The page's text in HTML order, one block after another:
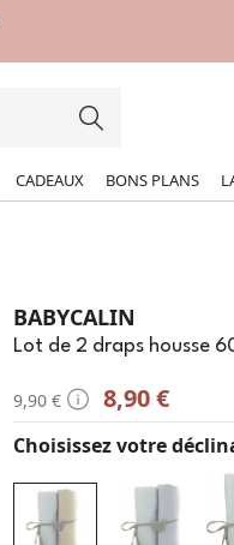
CADEAUX BONS PLANS
BABYCALIN
Lot de 2 draps housse
9,90 € 8,90 €
Choisissez votre